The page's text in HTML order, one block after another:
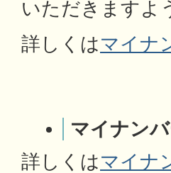
いただきますよ
詳しくはマイナ
マイナン
詳しくはマイナ